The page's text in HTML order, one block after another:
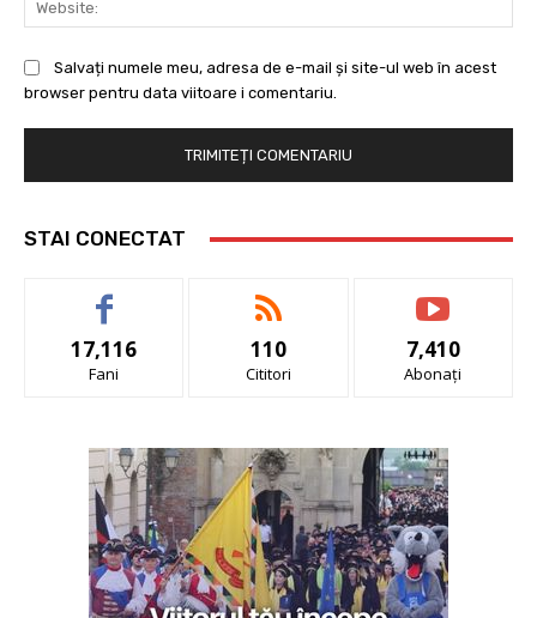
Salvați numele meu, adresa de e-mail și site-ul web în acest
browser pentru data viitoare i comentariu.
STAI CONECTAT
17,116
Fani
110
Cititori
7,410
Abonați